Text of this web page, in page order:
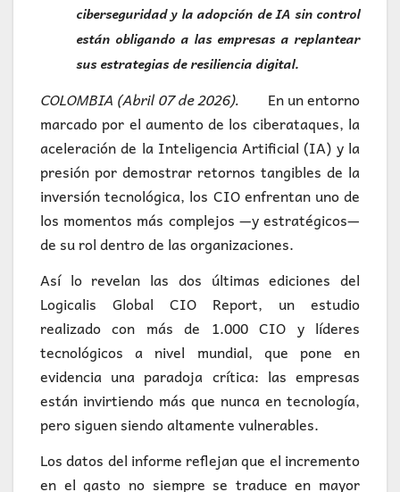
ciberseguridad y la adopción de IA sin control
están obligando a las empresas a replantear
sus estrategias de resiliencia digital.
COLOMBIA (Abril 07 de 2026). En un entorno
marcado por el aumento de los ciberataques, la
aceleración de la Inteligencia Artificial (IA) y la
presión por demostrar retornos tangibles de la
inversión tecnológica, los CIO enfrentan uno de
los momentos más complejos —y estratégicos—
de su rol dentro de las organizaciones.
Así lo revelan las dos últimas ediciones del
Logicalis Global CIO Report, un estudio
realizado con más de 1.000 CIO y líderes
tecnológicos a nivel mundial, que pone en
evidencia una paradoja crítica: las empresas
están invirtiendo más que nunca en tecnología,
pero siguen siendo altamente vulnerables.
Los datos del informe reflejan que el incremento
en el gasto no siempre se traduce en mayor